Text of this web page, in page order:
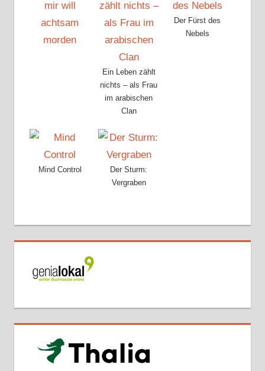
Ein Leben zählt
nichts – als Frau
im arabischen
Clan
Der Fürst des
Nebels
Mind Control
Der Sturm:
Vergraben